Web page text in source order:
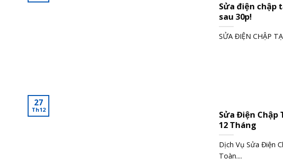
Sửa điện chập
sau 30p!
SỬA ĐIỆN CHẬP
Sửa Điện Chập
12 Tháng
Dịch Vụ Sửa Điện
Toàn....
27
Th12